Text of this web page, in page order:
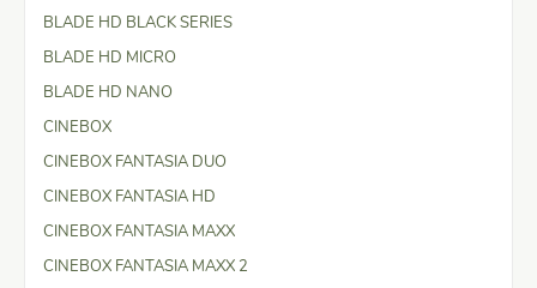
BLADE HD BLACK SERIES
BLADE HD MICRO
BLADE HD NANO
CINEBOX
CINEBOX FANTASIA DUO
CINEBOX FANTASIA HD
CINEBOX FANTASIA MAXX
CINEBOX FANTASIA MAXX 2